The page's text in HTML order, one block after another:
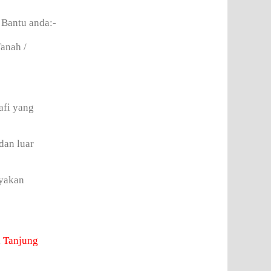
anda:-
/
yang
luar
Tanjung